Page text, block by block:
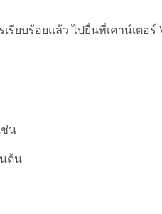
ยบร้อยแล้ว ไปยื่นที่เคาน์เตอร์
ช่น
ต้น